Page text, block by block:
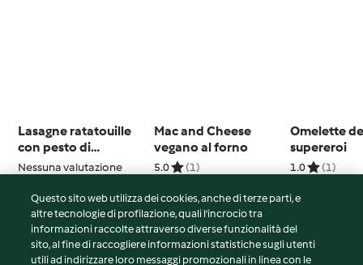
Lasagne ratatouille
con pesto di
pomodori
Nessuna valutazione
Mac and Cheese
vegano al forno
5.0 (1)
Omelette
supereroi
1.0 (1)
© Copyright 2026
Questo sito web utilizza dei cookies, anche di terze parti, e
altre tecnologie di profilazione, quali l’incrocio tra
informazioni raccolte attraverso diverse funzionalità del
sito, al fine di raccogliere informazioni statistiche sugli utenti
utili ad indirizzare loro messaggi promozionali in linea con le